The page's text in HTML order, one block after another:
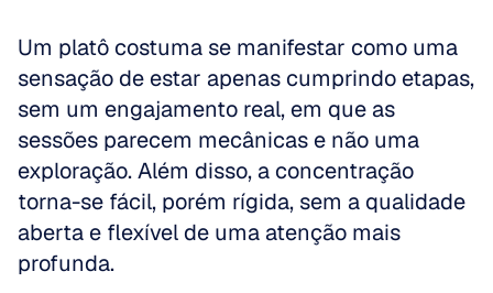
Um platô costuma se manifestar como uma
sensação de estar apenas cumprindo etapas,
sem um engajamento real, em que as
sessões parecem mecânicas e não uma
exploração. Além disso, a concentração
torna-se fácil, porém rígida, sem a qualidade
aberta e flexível de uma atenção mais
profunda.